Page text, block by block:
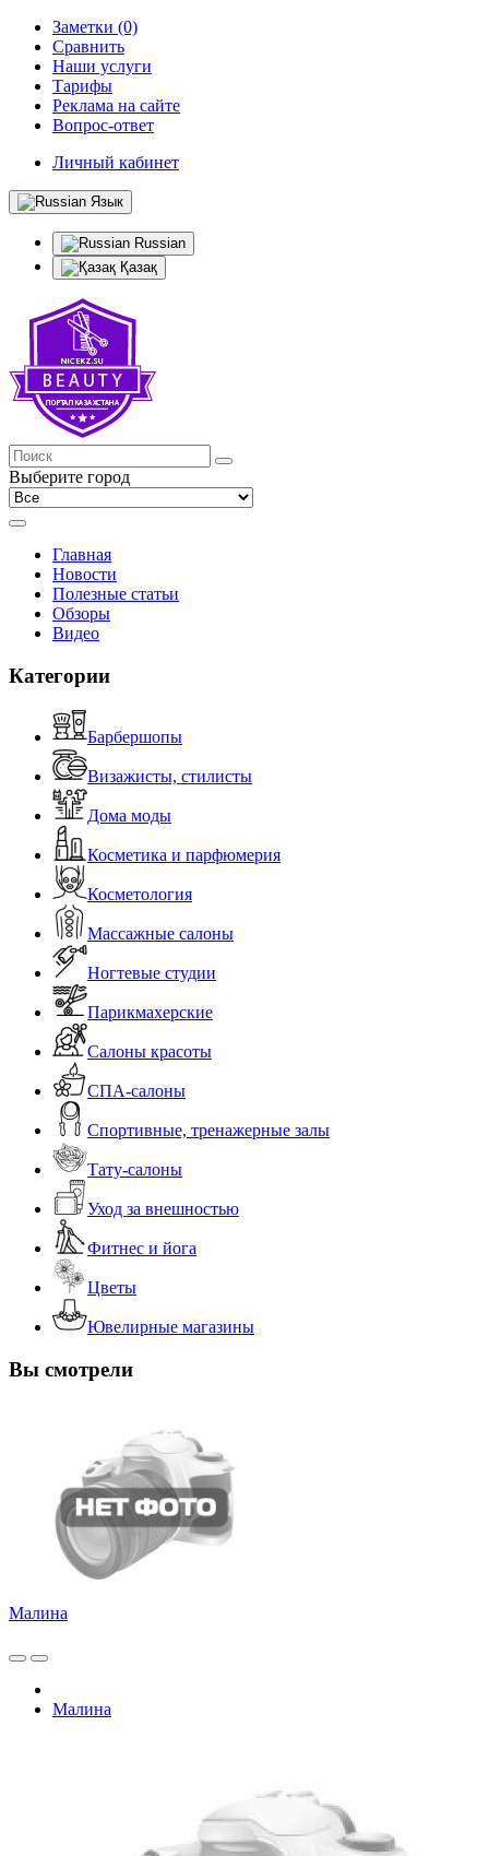
Заметки (0)
Сравнить
Наши услуги
Тарифы
Реклама на сайте
Вопрос-ответ
Личный кабинет
Язык
Russian
Қазақ
Выберите город
Главная
Новости
Полезные статьи
Обзоры
Видео
Категории
Барбершопы
Визажисты, стилисты
Дома моды
Косметика и парфюмерия
Косметология
Массажные салоны
Ногтевые студии
Парикмахерские
Салоны красоты
СПА-салоны
Спортивные, тренажерные залы
Тату-салоны
Уход за внешностью
Фитнес и йога
Цветы
Ювелирные магазины
Вы смотрели
Малина
Малина